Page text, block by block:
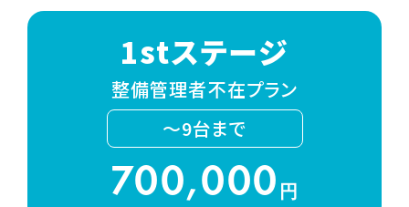
1stステージ
整備管理者不在プラン
～9台まで
700,000 円